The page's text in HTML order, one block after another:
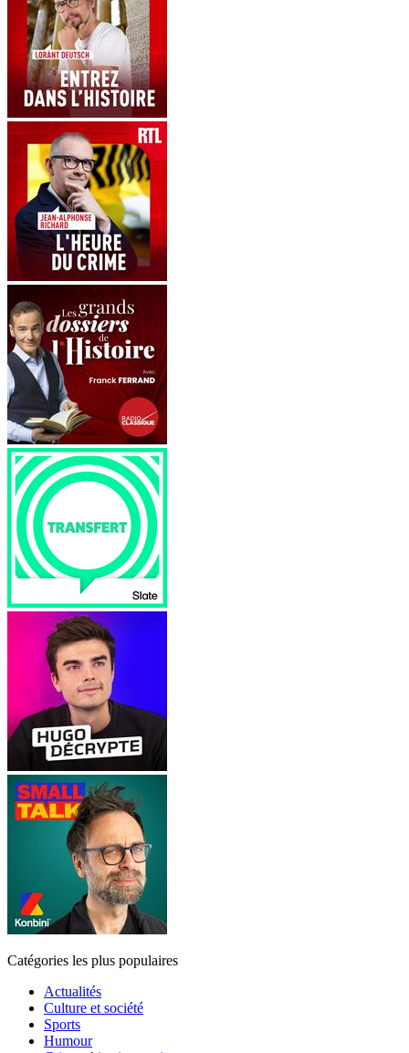
Catégories les plus populaires
Actualités
Culture et société
Sports
Humour